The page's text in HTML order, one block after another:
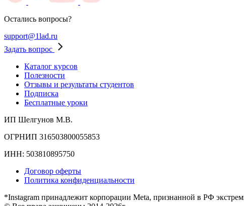
Остались вопросы?
support@1lad.ru
Задать вопрос
Каталог курсов
Полезности
Отзывы и результаты студентов
Подписка
Бесплатные уроки
ИП Шелгунов М.В.
ОГРНИП 316503800055853
ИНН: 503810895750
Договор оферты
Политика конфиденциальности
*Instagram принадлежит корпорации Meta, признанной в РФ